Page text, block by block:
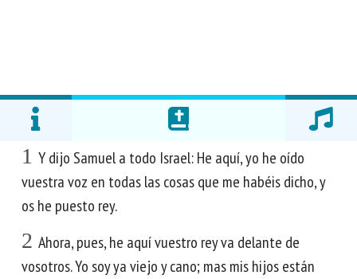
1 Y dijo Samuel a todo Israel: He aquí, yo he oído
vuestra voz en todas las cosas que me habéis dicho, y
os he puesto rey.
2 Ahora, pues, he aquí vuestro rey va delante de
vosotros. Yo soy ya viejo y cano; mas mis hijos están